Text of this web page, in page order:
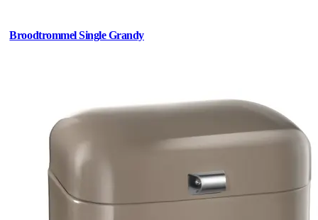
Broodtrommel Single Grandy